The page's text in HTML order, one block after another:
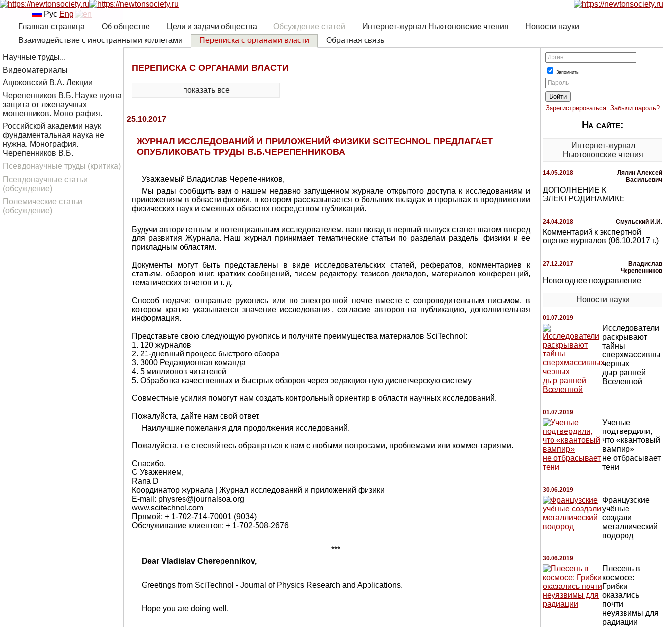
Рус Eng
Главная страница
Об обществе Цели и задачи общества Обсуждение статей Интернет-журнал Ньютоновские чтения
Новости науки
Взаимодействие с иностранными коллегами
Переписка с органами власти Обратная связь
ПЕРЕПИСКА С ОРГАНАМИ ВЛАСТИ
показать все
25.10.2017
ЖУРНАЛ ИССЛЕДОВАНИЙ И ПРИЛОЖЕНИЙ ФИЗИКИ SCITECHNOL ПРЕДЛАГАЕТ
ОПУБЛИКОВАТЬ ТРУДЫ В.Б.ЧЕРЕПЕННИКОВА
Уважаемый Владислав Черепенников,
Мы рады сообщить вам о нашем недавно запущенном журнале открытого доступа к исследованиям и
приложениям в области физики, в котором рассказывается о больших вкладах и прорывах в продвижении
физических наук и смежных областях посредством публикаций.
Будучи авторитетным и потенциальным исследователем, ваш вклад в первый выпуск станет шагом вперед
для развития Журнала. Наш журнал принимает тематические статьи по разделам разделы физики и ее
прикладным областям.
Документы могут быть представлены в виде исследовательских статей, рефератов, комментариев к
статьям, обзоров книг, кратких сообщений, писем редактору, тезисов докладов, материалов конференций,
тематических отчетов и т. д.
Способ подачи: отправьте рукопись или по электронной почте вместе с сопроводительным письмом, в
котором кратко указывается значение исследования, согласие авторов на публикацию, дополнительная
информация.
Представьте свою следующую рукопись и получите преимущества материалов SciTechnol:
1. 120 журналов
2. 21-дневный процесс быстрого обзора
3. 3000 Редакционная команда
4. 5 миллионов читателей
5. Обработка качественных и быстрых обзоров через редакционную диспетчерскую систему
Совместные усилия помогут нам создать контрольный ориентир в области научных исследований.
Пожалуйста, дайте нам свой ответ.
Наилучшие пожелания для продолжения исследований.
Пожалуйста, не стесняйтесь обращаться к нам с любыми вопросами, проблемами или комментариями.
Спасибо.
С Уважением,
Rana D
Координатор журнала | Журнал исследований и приложений физики
E-mail: physres@journalsoa.org
www.scitechnol.com
Прямой: + 1-702-714-70001 (9034)
Обслуживание клиентов: + 1-702-508-2676
***
Dear Vladislav Cherepennikov,
Greetings from SciTechnol - Journal of Physics Research and Applications.
Hope you are doing well.
Научные труды...
Видеоматериалы
Ацюковский В.А. Лекции
Черепенников В.Б. Науке нужна
защита от лженаучных
мошенников. Монография.
Российской академии наук
фундаментальная наука не
нужна. Монография.
Черепенников В.Б.
Псевдонаучные труды (критика)
Псевдонаучные статьи
(обсуждение)
Полемические статьи
(обсуждение)
Логин
Запомнить
Пароль
Зарегистрироваться Забыли пароль?
На сайте:
Интернет-журнал
Ньютоновские чтения
14.05.2018
Лялин Алексей
Васильевич
ДОПОЛНЕНИЕ К
ЭЛЕКТРОДИНАМИКЕ
24.04.2018 Смульский И.И.
Комментарий к экспертной
оценке журналов (06.10.2017 г.)
27.12.2017
Владислав
Черепенников
Новогоднее поздравление
Новости науки
01.07.2019
Исследователи
раскрывают
тайны
черных
дыр ранней
Вселенной
01.07.2019
Ученые
подтвердили,
что «квантовый
вампир»
не отбрасывает
тени
30.06.2019
Французские
учёные
создали
металлический
водород
30.06.2019
Плесень в
космосе:
Грибки
оказались
почти
неуязвимы для
радиации